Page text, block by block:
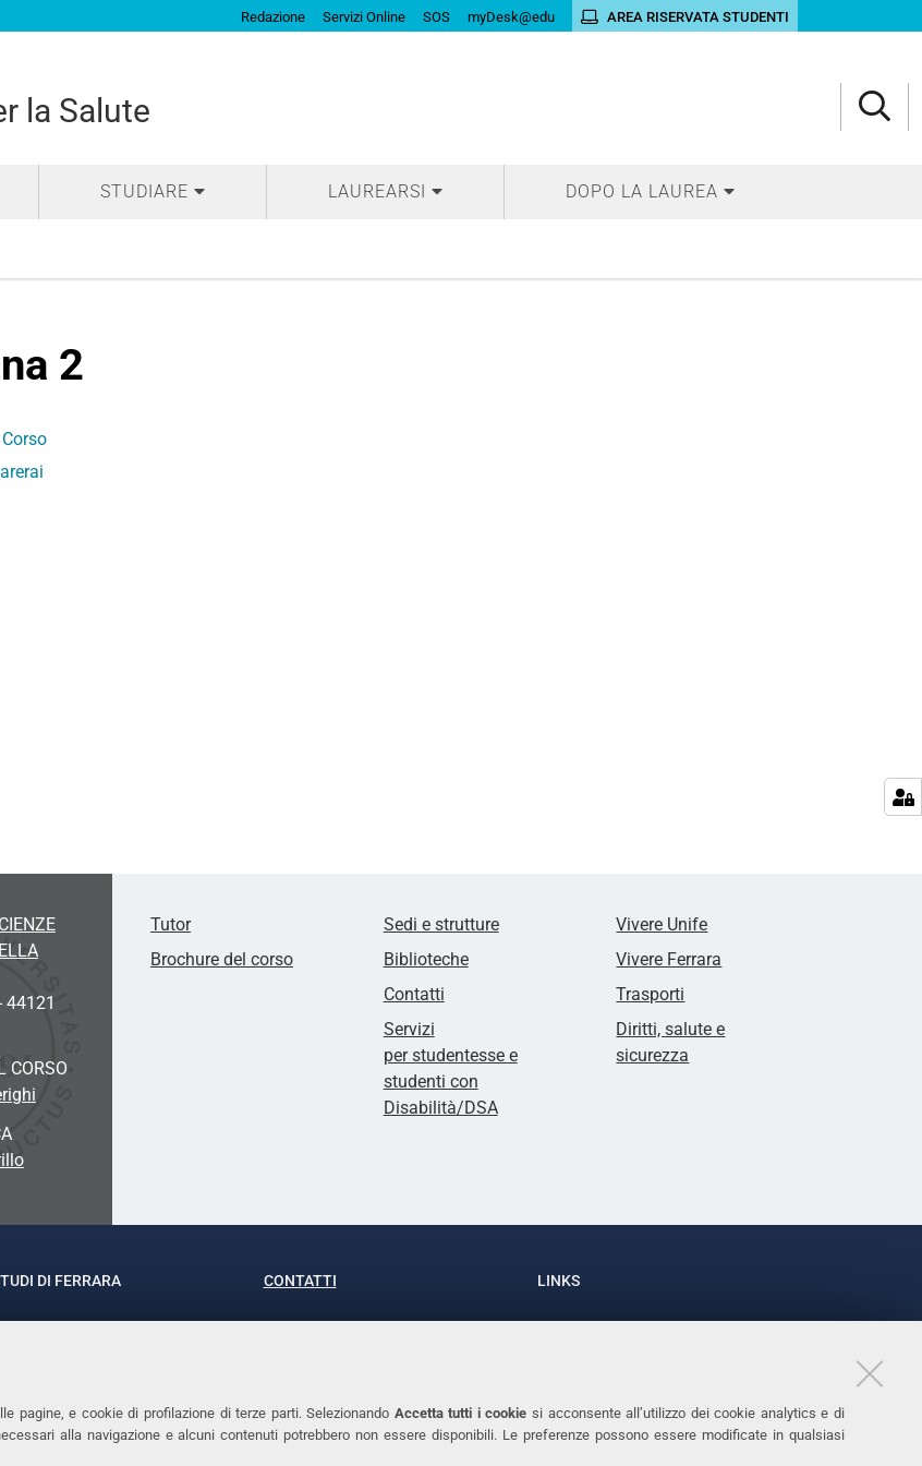
pagine, e cookie di profilazione di terze parti. Selezionando Accetta tutti i cookie si acconsente all’utilizzo dei cookie analytics e di
alla navigazione e alcuni contenuti potrebbero non essere disponibili. Le preferenze possono essere modificate in qualsiasi
Redazione Servizi Online SOS myDesk@edu AREA RISERVATA STUDENTI
la Salute
STUDIARE LAUREARSI DOPO LA LAUREA
2
44121
CORSO
Tutor
Brochure del corso
Sedi e strutture
Biblioteche
Contatti
Servizi
per studentesse e
studenti con
Disabilità/DSA
Vivere Unife
Vivere Ferrara
Trasporti
Diritti, salute e
sicurezza
DI FERRARA
Ramaciotti
CONTATTI
Tel. +39 0532 293111
LINKS
Accessibilità
Cookies